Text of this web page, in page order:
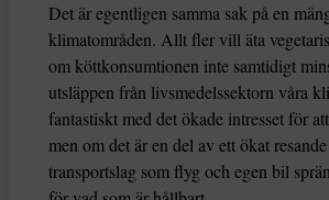
Det är egentligen samma sak på en
klimatområden. Allt fler vill äta
om köttkonsumtionen inte samtidigt
utsläppen från livsmedelssektorn våra
fantastiskt med det ökade intresset för
men om det är en del av ett ökat
transportslag som flyg och egen bil